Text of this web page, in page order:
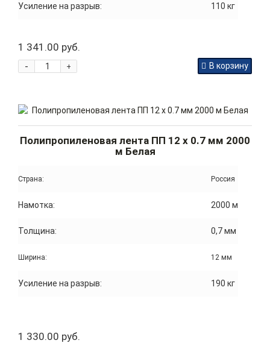
Усиление на разрыв: 110 кг
1 341.00 руб.
+
- В корзину
Полипропиленовая лента ПП 12 x 0.7 мм 2000
м Белая
Страна: Россия
Намотка: 2000 м
Толщина: 0,7 мм
Ширина: 12 мм
Усиление на разрыв: 190 кг
1 330.00 руб.